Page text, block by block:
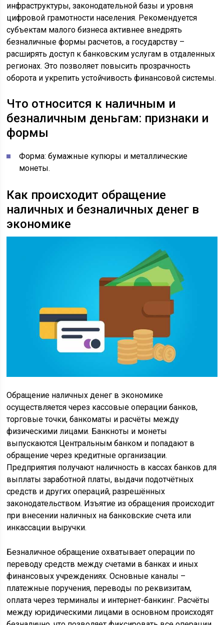
инфраструктуры, законодательной базы и уровня
цифровой грамотности населения. Рекомендуется
субъектам малого бизнеса активнее внедрять
безналичные формы расчетов, а государству –
расширять доступ к банковским услугам в отдаленных
регионах. Это позволяет повысить прозрачность
оборота и укрепить устойчивость финансовой системы.
Что относится к наличным и
безналичным деньгам: признаки и
формы
Форма: бумажные купюры и металлические
монеты.
Как происходит обращение
наличных и безналичных денег в
экономике
Обращение наличных денег в экономике
осуществляется через кассовые операции банков,
торговые точки, банкоматы и расчёты между
физическими лицами. Банкноты и монеты
выпускаются Центральным банком и попадают в
обращение через кредитные организации.
Предприятия получают наличность в кассах банков для
выплаты заработной платы, выдачи подотчётных
средств и других операций, разрешённых
законодательством. Изъятие из обращения происходит
при внесении наличных на банковские счета или
инкассации выручки.
Безналичное обращение охватывает операции по
переводу средств между счетами в банках и иных
финансовых учреждениях. Основные каналы –
платежные поручения, переводы по реквизитам,
оплата через терминалы и интернет-банкинг. Расчёты
между юридическими лицами в основном происходят